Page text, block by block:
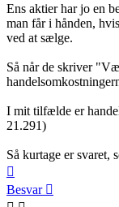
Ens aktier har jo en
man får i hånden,
ved at sælge.
Så når de skriver
I mit tilfælde er
21.291)
Så kurtage er svaret,
Besvar